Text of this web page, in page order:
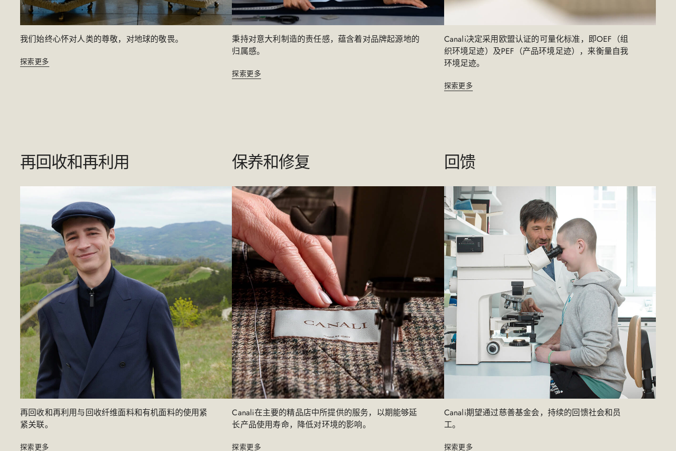
我们始终心怀对人类的尊敬，对地球的敬畏。​
探索更多
秉持对意大利制造的责任感，蕴含着对品牌起源地的
归属感。​
探索更多
Canali决定采用欧盟认证的可量化标准，即OEF（组
织环境足迹）及PEF（产品环境足迹），来衡量自我
环境足迹。​
探索更多
再回收和再利用
再回收和再利用与回收纤维面料和有机面料的使用紧
紧关联。​
探索更多
保养和修复​
Canali在主要的精品店中所提供的服务，以期能够延
长产品使用寿命，降低对环境的影响。​
探索更多
回馈​
Canali期望通过慈善基金会，持续的回馈社会和员
工。​
探索更多